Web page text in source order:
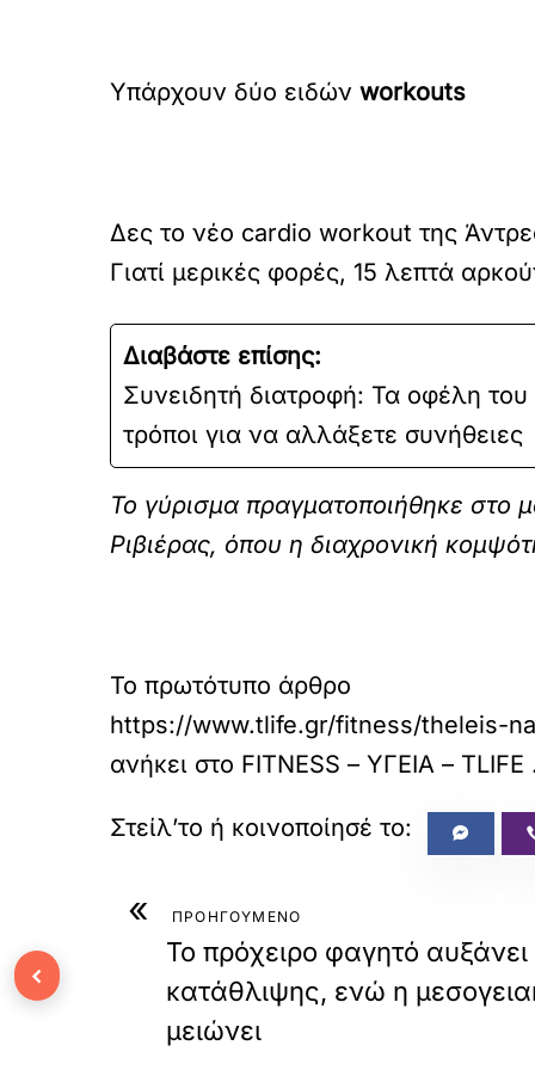
Υπάρχουν δύο ειδών workouts
Δες το νέο cardio workout της
Γιατί μερικές φορές, 15 λεπτά
Διαβάστε επίσης:
Συνειδητή διατροφή: Τα οφέλη
τρόποι για να αλλάξετε συνήθειες
Το γύρισμα πραγματοποιήθηκε στο
Ριβιέρας, όπου η διαχρονική
Το πρωτότυπο άρθρο
https://www.tlife.gr/fitness/theleis-
ανήκει στο FITNESS – ΥΓΕΙΑ – TLIFE
« ΠΡΟΗΓΟΥΜΕΝΟ
Το πρόχειρο φαγητό αυξάνει
κατάθλιψης, ενώ η
μειώνει
‹